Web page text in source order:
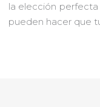
la elección perfecta
pueden hacer que